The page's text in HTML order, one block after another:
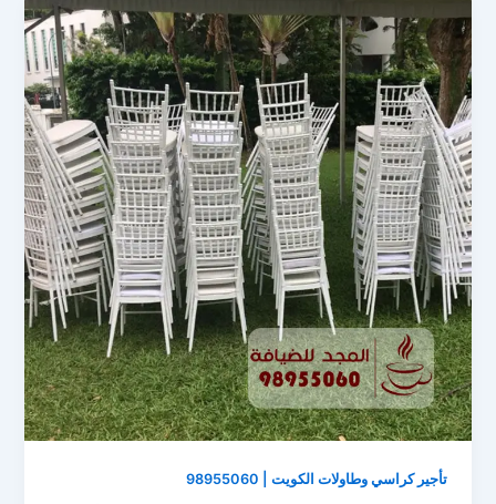
تأجير كراسي وطاولات الكويت | 98955060